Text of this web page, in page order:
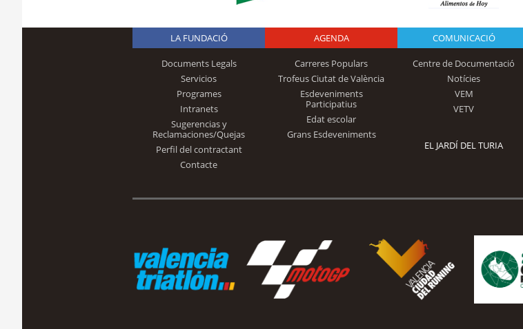
Logo Fundación
Trinidad Alfonso
LA FUNDACIÓ
Documents Legals
Servicios
Programes
Intranets
Sugerencias y
Reclamaciones/Quejas
Perfil del contractant
Contacte
AGENDA
Carreres Populars
Trofeus Ciutat de València
Esdeveniments
Participatius
Edat escolar
Grans Esdeveniments
COMUNICACIÓ
Centre de Documentació
Notícies
VEM
VETV
EL JARDÍ DEL TURIA